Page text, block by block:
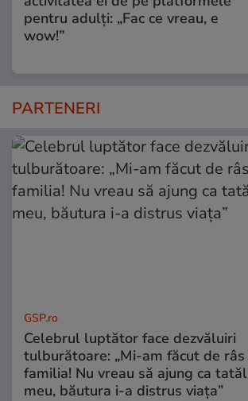
pentru adulți: „Fac ce vreau, e
wow!”
PARTENERI
GSP.ro
Celebrul luptător face dezvăluiri
tulburătoare: „Mi-am făcut de râs
familia! Nu vreau să ajung ca tatăl
meu, băutura i-a distrus viața”